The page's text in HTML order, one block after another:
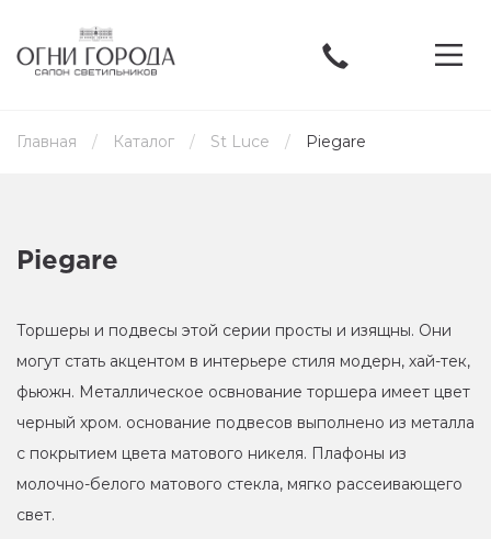
Главная Каталог St Luce Piegare
Piegare
Торшеры и подвесы этой серии просты и изящны. Они
могут стать акцентом в интерьере стиля модерн, хай-тек,
фьюжн. Металлическое освнование торшера имеет цвет
черный хром. основание подвесов выполнено из металла
с покрытием цвета матового никеля. Плафоны из
молочно-белого матового стекла, мягко рассеивающего
свет.